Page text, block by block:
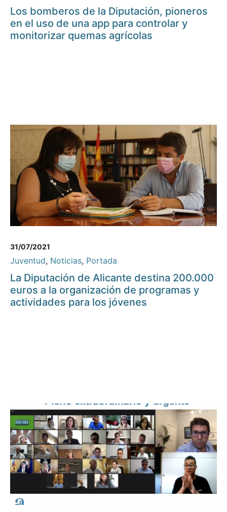
Los bomberos de la Diputación, pioneros
en el uso de una app para controlar y
monitorizar quemas agrícolas
31/07/2021
Juventud, Noticias, Portada
La Diputación de Alicante destina 200.000
euros a la organización de programas y
actividades para los jóvenes